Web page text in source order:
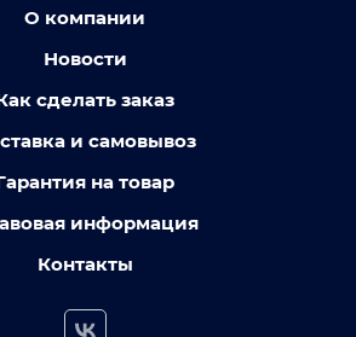
О компании
Новости
сделать заказ
и самовывоз
на товар
информация
Контакты